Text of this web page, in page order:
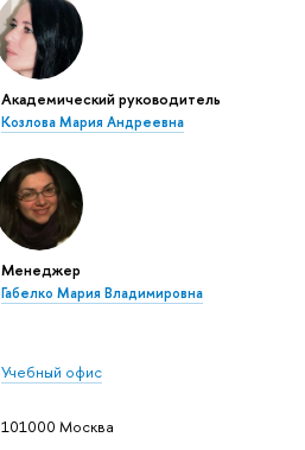
Академический руководитель
Козлова Мария Андреевна
Менеджер
Габелко Мария Владимировна
Учебный офис
101000 Москва